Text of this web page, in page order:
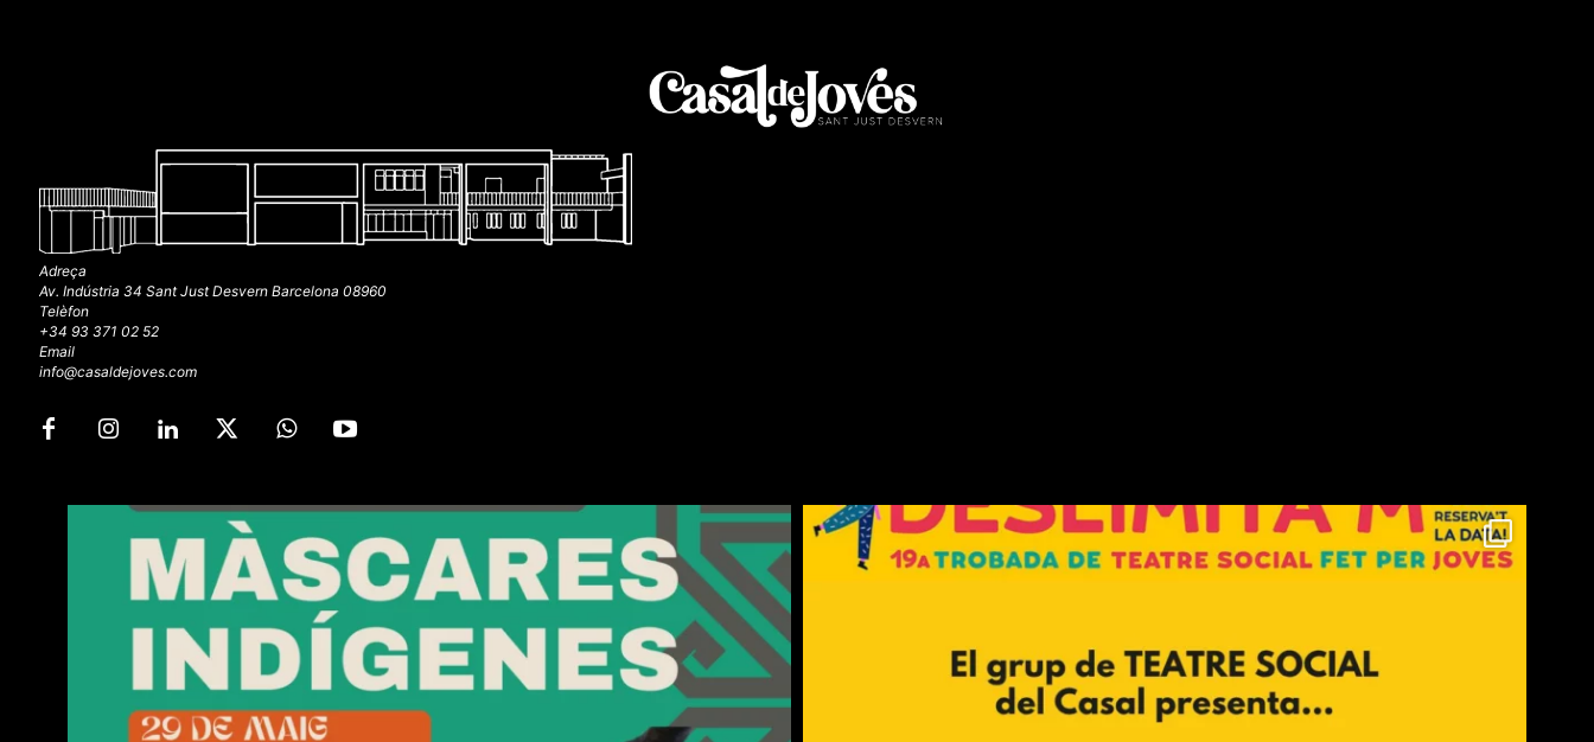
Adreça
Av. Indústria 34 Sant Just Desvern Barcelona 08960
Telèfon
+34 93 371 02 52
Email
info@casaldejoves.com